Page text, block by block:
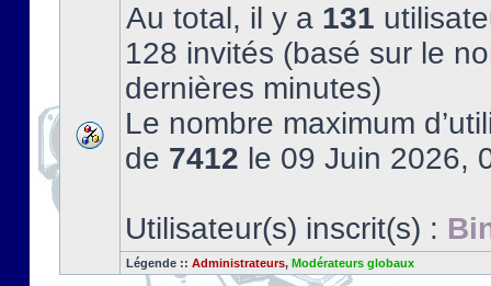
Au total, il y a 131
128 invités (basé sur le
dernières minutes)
Le nombre maximum
de 7412 le 09 Juin 2026,
Utilisateur(s) inscrit(s) :
Légende :: Administrateurs, Modérateurs globaux